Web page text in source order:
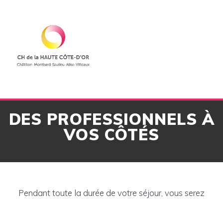
DES PROFESSIONNELS À
VOS CÔTÉS
Pendant toute la durée de votre séjour, vous serez